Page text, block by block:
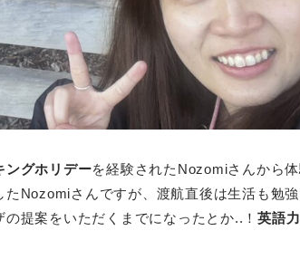
ングホリデーを経験されたNozomiさんから
たNozomiさんですが、渡航直後は生活も勉
提案をいただくまでになったとか..！ 英語